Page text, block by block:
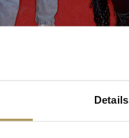
Details